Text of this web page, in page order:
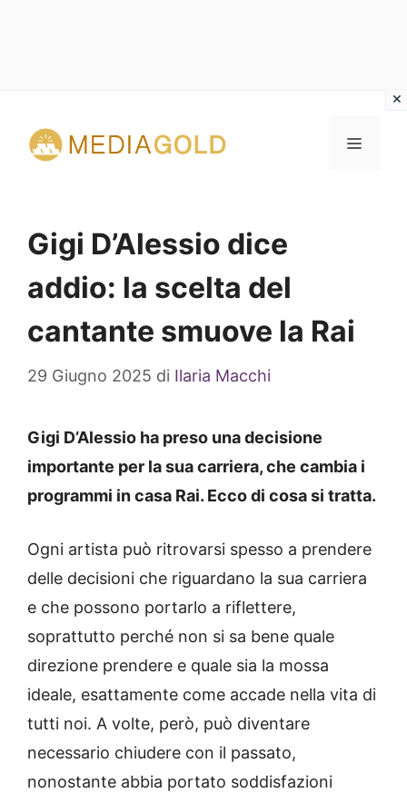
contenuto
MENU
Gigi D’Alessio dice
addio: la scelta del
cantante smuove la Rai
29 Giugno 2025 di Ilaria Macchi
Gigi D’Alessio ha preso una decisione
importante per la sua carriera, che cambia i
programmi in casa Rai. Ecco di cosa si tratta.
Ogni artista può ritrovarsi spesso a prendere
delle decisioni che riguardano la sua carriera
e che possono portarlo a riflettere,
soprattutto perché non si sa bene quale
direzione prendere e quale sia la mossa
ideale, esattamente come accade nella vita di
tutti noi. A volte, però, può diventare
necessario chiudere con il passato,
nonostante abbia portato soddisfazioni